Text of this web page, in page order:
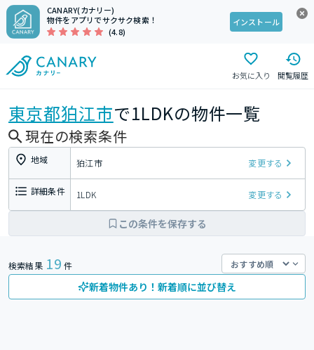
CANARY(カナリー)
物件をアプリでサクサク検索！
(4.8)
インストール
お気に入り 閲覧履歴
東京都狛江市で1LDKの物件一覧
現在の検索条件
地域 狛江市 変更する
詳細条件 1LDK 変更する
この条件を保存する
検索結果 19 件
新着物件あり！新着順に並び替え